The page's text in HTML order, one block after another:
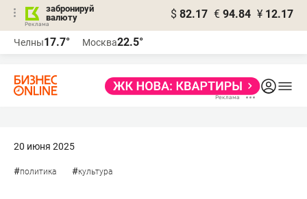
забронируй
валюту
$ 82.17 € 94.84 ¥ 12.17
Челны17.7° Москва22.5°
20 июня 2025
#политика #культура